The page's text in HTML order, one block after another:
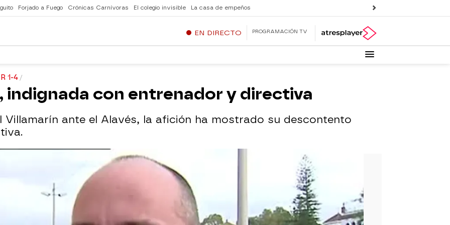
Forjado a Fuego Crónicas Carnívoras El colegio invisible La casa de empeños
EN DIRECTO PROGRAMACIÓN TV
1-4
indignada con entrenador y directiva
Villamarín ante el Alavés, la afición ha mostrado su descontento